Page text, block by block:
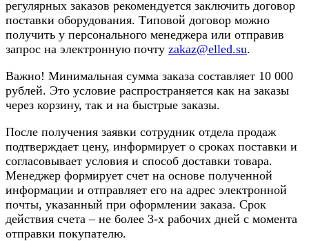
регулярных заказов рекомендуется заключить договор
поставки оборудования. Типовой договор можно
получить у персонального менеджера или отправив
запрос на электронную почту zakaz@elled.su.
Важно! Минимальная сумма заказа составляет 10 000
рублей. Это условие распространяется как на заказы
через корзину, так и на быстрые заказы.
После получения заявки сотрудник отдела продаж
подтверждает цену, информирует о сроках поставки и
согласовывает условия и способ доставки товара.
Менеджер формирует счет на основе полученной
информации и отправляет его на адрес электронной
почты, указанный при оформлении заказа. Срок
действия счета – не более 3-х рабочих дней с момента
отправки покупателю.